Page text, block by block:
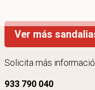
Ver más
Solicita más
933 790 040